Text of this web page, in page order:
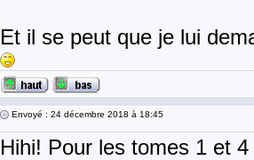
Et il se peut que je lui
Envoyé : 24 décembre 2018 à 18:45
Hihi! Pour les tomes 1 et